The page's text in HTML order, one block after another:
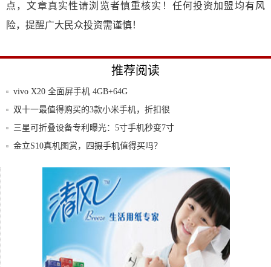
点，文章真实性请浏览者慎重核实！任何投资加盟均有风
险，提醒广大民众投资需谨慎！
推荐阅读
vivo X20 全面屏手机 4GB+64G
双十一最值得购买的3款小米手机，折扣很
大
三星可折叠设备专利曝光：5寸手机秒变7寸
平板
金立S10真机图赏，四摄手机值得买吗？
vivo X20评测：一块AI与双摄进化的全